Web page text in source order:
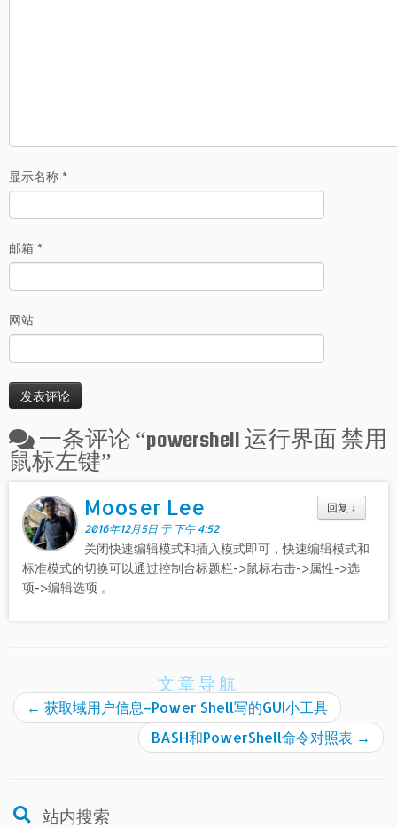
显示名称 *
邮箱 *
网站
一条评论 “powershell 运行界面 禁用
鼠标左键”
回复 ↓
Mooser Lee
2016年12月5日 于 下午 4:52
关闭快速编辑模式和插入模式即可，快速编辑模式和
标准模式的切换可以通过控制台标题栏->鼠标右击->属性->选
项->编辑选项 。
文章导航
← 获取域用户信息–Power Shell写的GUI小工具
BASH和PowerShell命令对照表 →
站内搜索